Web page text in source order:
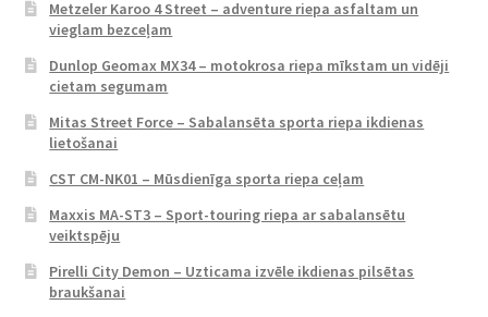
Metzeler Karoo 4 Street – adventure riepa asfaltam un
vieglam bezceļam
Dunlop Geomax MX34 – motokrosa riepa mīkstam un vidēji
cietam segumam
Mitas Street Force – Sabalansēta sporta riepa ikdienas
lietošanai
CST CM-NK01 – Mūsdienīga sporta riepa ceļam
Maxxis MA-ST3 – Sport-touring riepa ar sabalansētu
veiktspēju
Pirelli City Demon – Uzticama izvēle ikdienas pilsētas
braukšanai